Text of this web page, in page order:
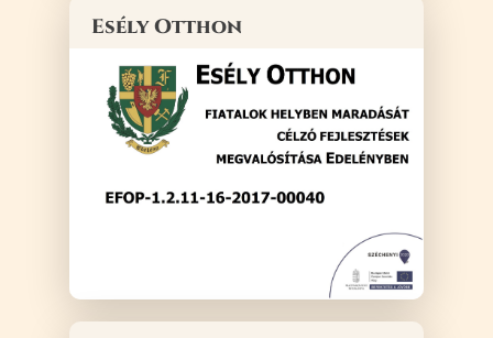
Esély Otthon